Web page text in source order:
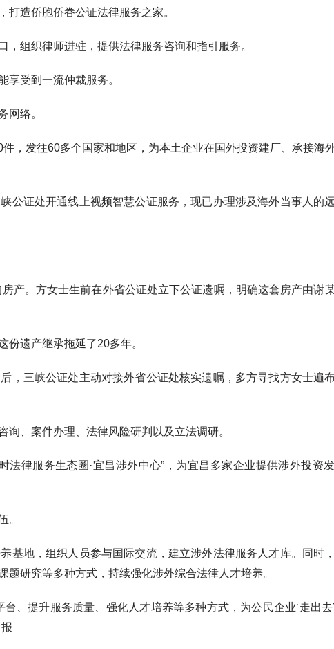
造侨胞侨眷公证法律服务之家。
组织律师进驻，提供法律服务咨询和指引服务。
受到一流仲裁服务。
络。
发往60多个国家和地区，为本土企业在国外投资建厂、承接海
证处开通线上视频智慧公证服务，现已办理涉及海外当事人的
。方女士生前在外省公证处立下公证遗嘱，明确这套房产由谢
遗产继承拖延了20多年。
三峡公证处主动对接外省公证处核实遗嘱，多方寻找方女士遍
、案件办理、法律风险研判以及立法调研。
律服务生态圈·宜昌涉外中心”，为宜昌多家企业提供涉外投资
。
地，组织人员参与国际交流，建立涉外法律服务人才库。同时
研究等多种方式，持续强化涉外综合法律人才培养。
提升服务质量、强化人才培养等多种方式，为公民企业‘走出去